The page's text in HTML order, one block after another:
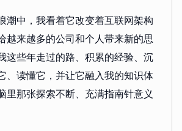
潮中，我看着它改变着互联网架构
越来越多的公司和个人带来新的思
这些年走过的路、积累的经验、沉
、读懂它，并让它融入我的知识体
里那张探索不断、充满指南针意义